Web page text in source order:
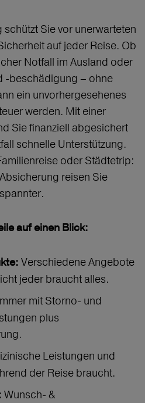
Sie vor unerwarteten
auf jeder Reise. Ob
Notfall im Ausland oder
-beschädigung – ohne
ein unvorhergesehenes
werden. Mit einer
Sie finanziell abgesichert
schnelle Unterstützung.
oder Städtetrip:
reisen Sie
auf einen Blick:
Verschiedene Angebote
jeder braucht alles.
mit Storno‑ und
plus
Leistungen und
der Reise braucht.
Wunsch‑ &